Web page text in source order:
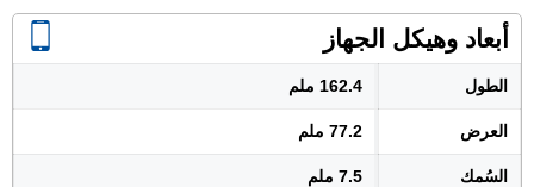
أبعاد وهيكل الجهاز
الطول 162.4 ملم
العرض 77.2 ملم
السُمك 7.5 ملم